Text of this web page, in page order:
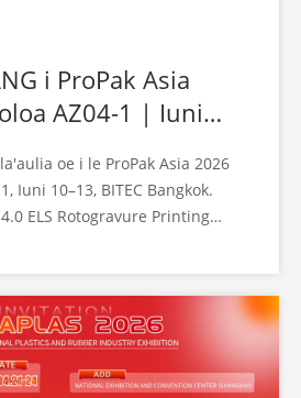
i ProPak Asia
AZ04-1 | Iuni
oe i le ProPak Asia 2026
Iuni 10–13, BITEC Bangkok.
ELS Rotogravure Printing